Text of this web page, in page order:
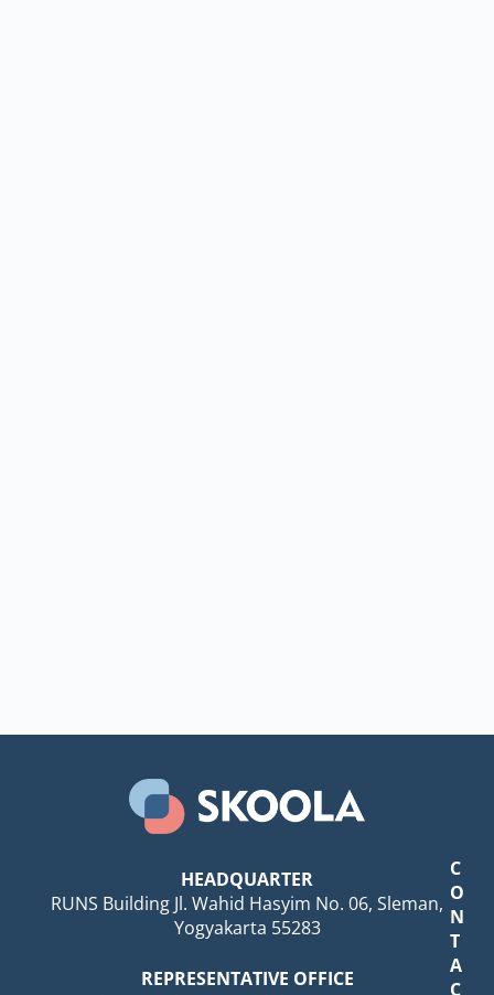
HEADQUARTER
RUNS Building Jl. Wahid Hasyim No. 06, Sleman,
Yogyakarta 55283
REPRESENTATIVE OFFICE
C
O
N
T
A
C